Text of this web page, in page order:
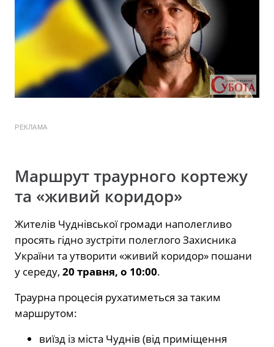
РЕКЛАМА
Маршрут траурного кортежу
та «живий коридор»
Жителів Чуднівської громади наполегливо
просять гідно зустріти полеглого Захисника
України та утворити «живий коридор» пошани
у середу, 20 травня, о 10:00.
Траурна процесія рухатиметься за таким
маршрутом:
виїзд із міста Чуднів (від приміщення